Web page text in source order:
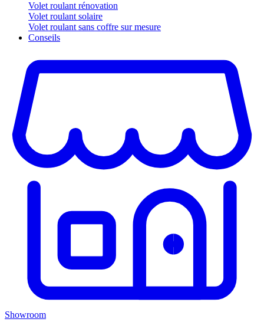
Volet roulant rénovation
Volet roulant solaire
Volet roulant sans coffre sur mesure
Conseils
Showroom